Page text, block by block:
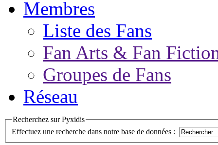
Membres
Liste des Fans
Fan Arts & Fan
Groupes de Fans
Réseau
Recherchez sur Pyxidis
Effectuez une recherche dans notre base de données :